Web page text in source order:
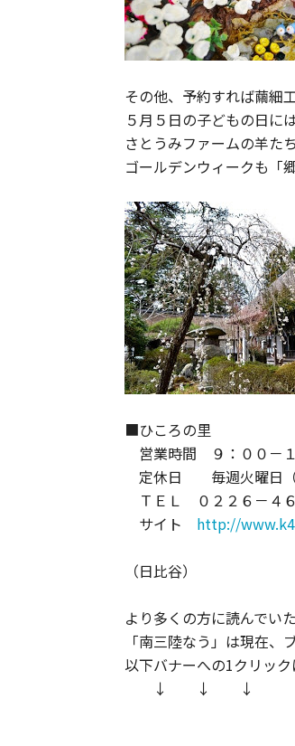
その他、予約すれば繭細
５月５日の子どもの日に
さとうみファームの羊た
ゴールデンウィークも「
■ひころの里
営業時間 ９：００－１
定休日 毎週火曜日（
ＴＥＬ ０２２６－４６
サイト http://
（日比谷）
より多くの方に読んでい
「南三陸なう」は現在、
以下バナーへの1クリッ
↓ ↓ ↓